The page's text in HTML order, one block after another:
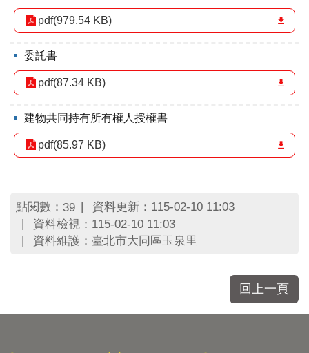
pdf(979.54 KB)
委託書
pdf(87.34 KB)
建物共同持有所有權人授權書
pdf(85.97 KB)
點閱數： 39
資料更新：115-02-10 11:03
資料檢視：115-02-10 11:03
資料維護：臺北市大同區玉泉里
回上一頁